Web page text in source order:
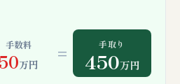
手数料
50万円
= 手取り
450万円